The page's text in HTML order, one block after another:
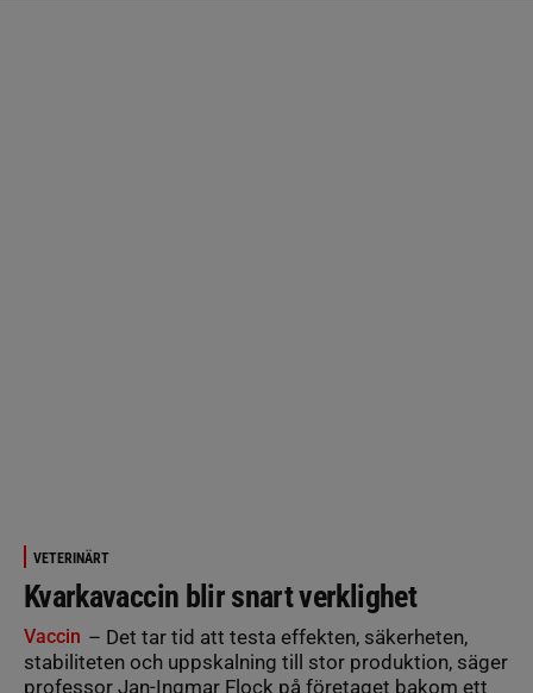
VETERINÄRT
Kvarkavaccin blir snart verklighet
Vaccin – Det tar tid att testa effekten, säkerheten,
stabiliteten och uppskalning till stor produktion, säger
professor Jan-Ingmar Flock på företaget bakom ett